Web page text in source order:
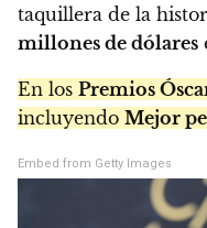
taquillera de la
millones de dólares
En los Premios
incluyendo Mejor
Embed from Getty Images